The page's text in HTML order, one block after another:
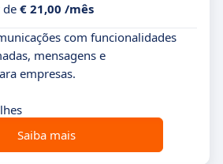
de € 21,00 /mês
com funcionalidades
mensagens e
empresas.
Saiba mais